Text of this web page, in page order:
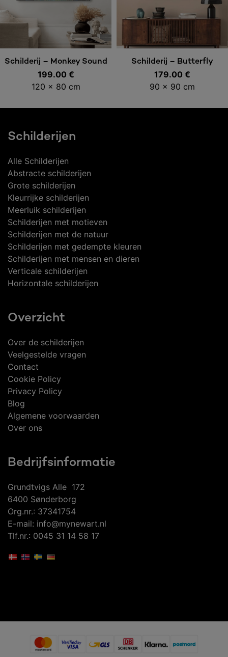
Toevoegen aan
winkelwagen
Schilderij – Monkey Sound
199.00 €
120 x 80 cm
Toevoegen aan
winkelwagen
Schilderij – Butterfly
179.00 €
90 x 90 cm
Schilderijen
Alle Schilderijen
Abstracte schilderijen
Grote schilderijen
Kleurrijke schilderijen
Meerluik schilderijen
Schilderijen met motieven
Schilderijen met de natuur
Schilderijen met gedempte kleuren
Schilderijen met mensen en dieren
Verticale schilderijen
Horizontale schilderijen
Overzicht
Over de schilderijen
Veelgestelde vragen
Contact
Cookie Policy
Privacy Policy
Blog
Algemene voorwaarden
Over ons
Bedrijfsinformatie
Grundtvigs Alle 172
6400 Sønderborg
Org.nr.: 37341754
E-mail: info@mynewart.nl
Tlf.nr.: 0045 31 14 58 17